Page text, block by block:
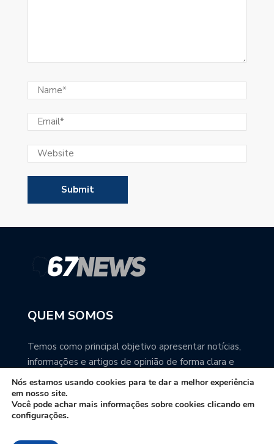
QUEM SOMOS
Temos como principal objetivo apresentar notícias,
informações e artigos de opinião de forma clara e
precisa. Você pode ter a total certeza que o
67NEWS é uma excelente fonte de informação
sobre Mato Grosso do Sul.
Nós estamos usando cookies para te dar a melhor experiência
em nosso site.
Você pode achar mais informações sobre cookies clicando em
configurações.